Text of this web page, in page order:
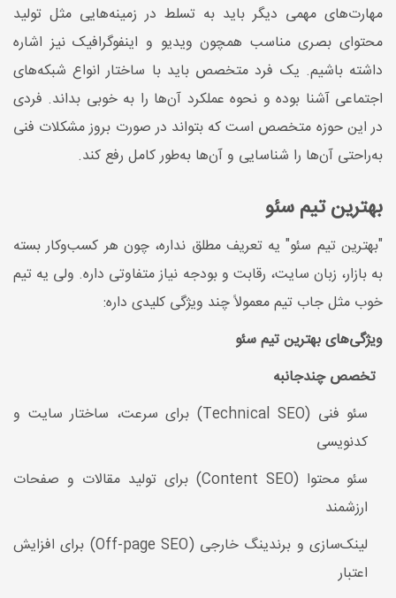
مهارت‌های مهمی دیگر باید به تسلط در زمینه‌هایی مثل تولید
محتوای بصری مناسب همچون ویدیو و اینفوگرافیک نیز اشاره
داشته باشیم. یک فرد متخصص باید با ساختار انواع شبکه‌های
اجتماعی آشنا بوده و نحوه عملکرد آن‌ها را به خوبی بداند. فردی
در این حوزه متخصص است که بتواند در صورت بروز مشکلات فنی
به‌راحتی آن‌ها را شناسایی و آن‌ها به‌طور کامل رفع کند.
بهترین تیم سئو
"بهترین تیم سئو" یه تعریف مطلق نداره، چون هر کسب‌وکار بسته
به بازار، زبان سایت، رقابت و بودجه نیاز متفاوتی داره. ولی یه تیم
خوب مثل جاب تیم معمولاً چند ویژگی کلیدی داره:
ویژگی‌های بهترین تیم سئو
تخصص چندجانبه
سئو فنی (Technical SEO) برای سرعت، ساختار سایت و
کدنویسی
سئو محتوا (Content SEO) برای تولید مقالات و صفحات
ارزشمند
لینک‌سازی و برندینگ خارجی (Off-page SEO) برای افزایش
اعتبار